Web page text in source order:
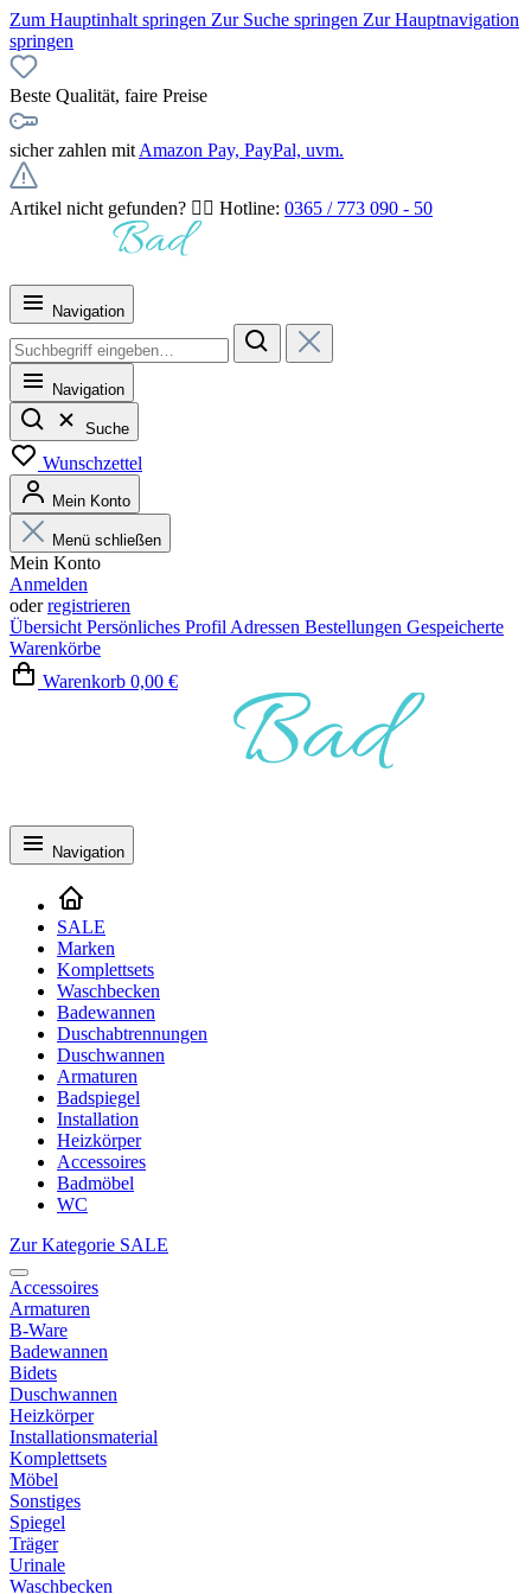
Zum Hauptinhalt springen Zur Suche springen Zur Hauptnavigation
springen
Beste Qualität, faire Preise
sicher zahlen mit Amazon Pay, PayPal, uvm.
Artikel nicht gefunden? 👉🏻 Hotline: 0365 / 773 090 - 50
Navigation
Navigation
Suche
Wunschzettel
Mein Konto
Menü schließen
Mein Konto
Anmelden
oderregistrieren
Übersicht Persönliches Profil Adressen Bestellungen Gespeicherte
Warenkörbe
Warenkorb 0,00 €
Navigation
SALE
Marken
Komplettsets
Waschbecken
Badewannen
Duschabtrennungen
Duschwannen
Armaturen
Badspiegel
Installation
Heizkörper
Accessoires
Badmöbel
WC
Zur Kategorie SALE
Accessoires
Armaturen
B-Ware
Badewannen
Bidets
Duschwannen
Heizkörper
Installationsmaterial
Komplettsets
Möbel
Sonstiges
Spiegel
Träger
Urinale
Waschbecken